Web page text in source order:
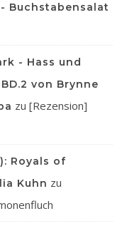
Buchstabensalat
- Hass und
von Brynne
zu [Rezension]
Royals of
Kuhn zu